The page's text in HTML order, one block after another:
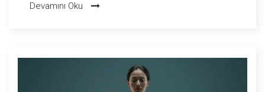
Devamını Oku